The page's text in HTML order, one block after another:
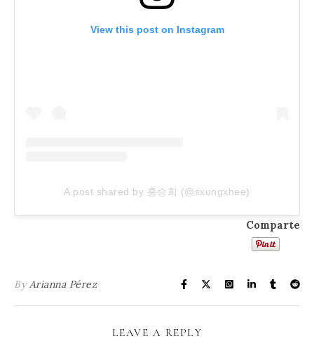
View this post on Instagram
A post shared by 홍승희 (@sxungxhee)
Comparte
ByArianna Pérez
LEAVE A REPLY